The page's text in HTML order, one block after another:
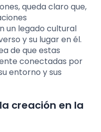
queda claro que,
un legado cultural
y su lugar en él.
de que estas
conectadas por
entorno y sus
creación en la